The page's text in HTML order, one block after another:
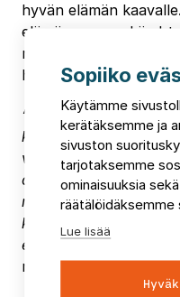
hyvän elämän
elämänmeno sekä
muutamia kuntien
houkuttelevat
“Elämme maailmassa,
kaupungistuminen,
vaikuttavat jatkuvasti.
dokumenttisarjassa
muuttuvan maailman
kaavaa, jolla luodaan
elinympäristö”
markkinointijohtaja
Sopiiko
Käytämme
kerätäksemme ja
sivuston
tarjotaksemme
ominaisuuksia
räätälöidäksemme
Lue lisää